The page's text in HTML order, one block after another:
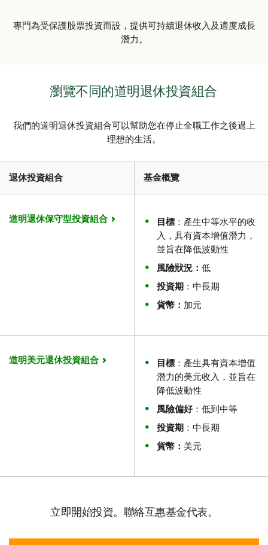
專門為受保護股票投資而設，提供可持續退休收入及適度成長
潛力。
瀏覽不同的道明退休投資組合
我們的道明退休投資組合可以幫助您在停止全職工作之後過上
理想的生活。
退休投資組合 基金概覽
道明退休保守型投資組合 目標 ：產生中等水平的收
入，具有資本增值潛力，
並旨在降低波動性
風險狀況： 低
投資期 ：中長期
貨幣： 加元
道明美元退休投資組合 目標 ：產生具有資本增值
潛力的美元收入，並旨在
降低波動性
風險偏好：低到中等
投資期 ：中長期
貨幣： 美元
立即開始投資。聯絡互惠基金代表。